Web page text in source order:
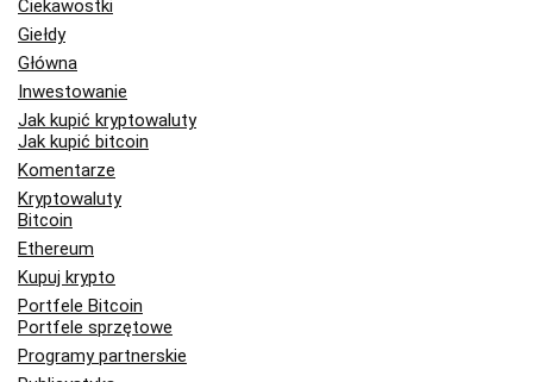
Ciekawostki
Giełdy
Główna
Inwestowanie
Jak kupić kryptowaluty
Jak kupić bitcoin
Komentarze
Kryptowaluty
Bitcoin
Ethereum
Kupuj krypto
Portfele Bitcoin
Portfele sprzętowe
Programy partnerskie